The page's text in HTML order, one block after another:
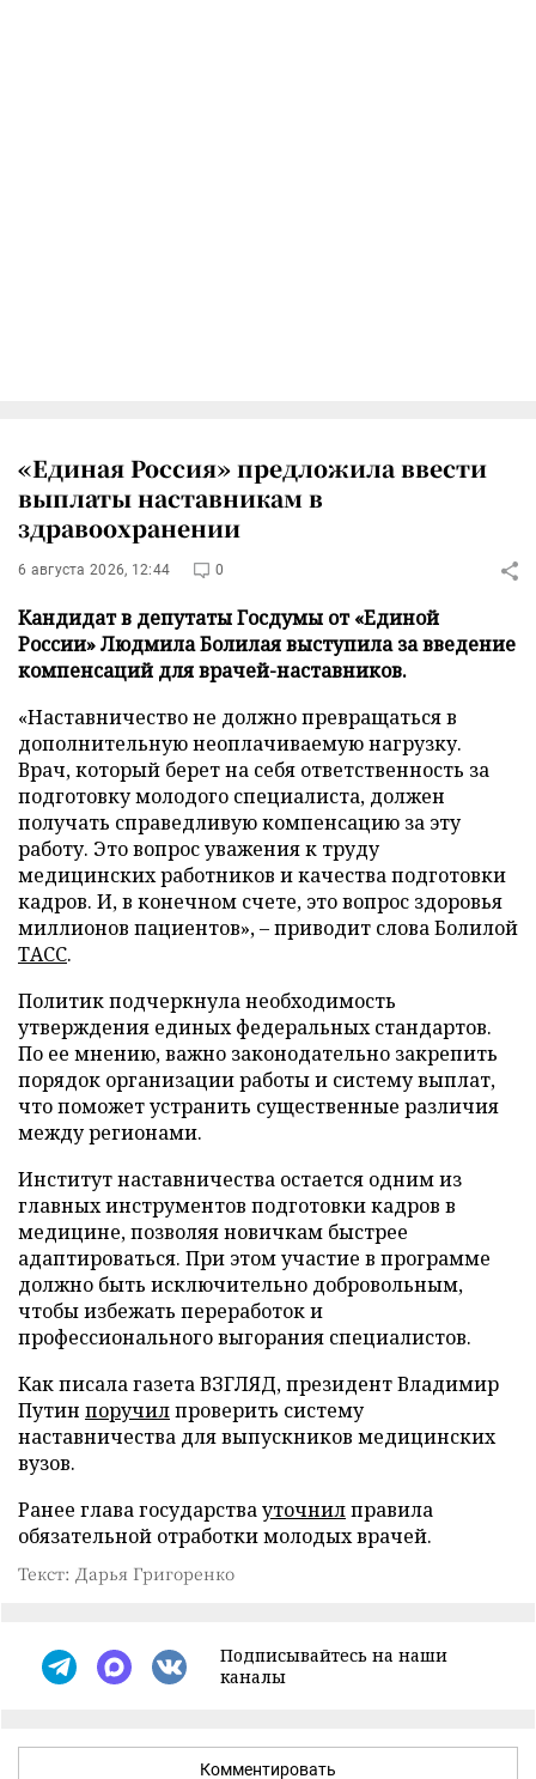
«Единая Россия» предложила ввести
выплаты наставникам в
здравоохранении
6 августа 2026, 12:44 0
Кандидат в депутаты Госдумы от «Единой
России» Людмила Болилая выступила за введение
компенсаций для врачей-наставников.
«Наставничество не должно превращаться в
дополнительную неоплачиваемую нагрузку.
Врач, который берет на себя ответственность за
подготовку молодого специалиста, должен
получать справедливую компенсацию за эту
работу. Это вопрос уважения к труду
медицинских работников и качества подготовки
кадров. И, в конечном счете, это вопрос здоровья
миллионов пациентов», – приводит слова Болилой
ТАСС.
Политик подчеркнула необходимость
утверждения единых федеральных стандартов.
По ее мнению, важно законодательно закрепить
порядок организации работы и систему выплат,
что поможет устранить существенные различия
между регионами.
Институт наставничества остается одним из
главных инструментов подготовки кадров в
медицине, позволяя новичкам быстрее
адаптироваться. При этом участие в программе
должно быть исключительно добровольным,
чтобы избежать переработок и
профессионального выгорания специалистов.
Как писала газета ВЗГЛЯД, президент Владимир
Путин поручилпроверить систему
наставничества для выпускников медицинских
вузов.
Ранее глава государствауточнилправила
обязательной отработки молодых врачей.
Текст: Дарья Григоренко
Подписывайтесь на наши
каналы
Комментировать